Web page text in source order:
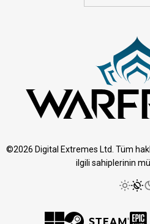
©2026 Digital Extremes Ltd. Tüm
ilgili sahiplerinin